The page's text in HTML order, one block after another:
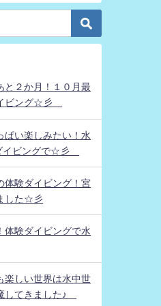
２か月！１０月最
ビング☆彡
い楽しみたい！水
イビングで☆彡
験ダイビング！宮
した☆彡
験ダイビングで水
しい世界は水中世
してきました♪